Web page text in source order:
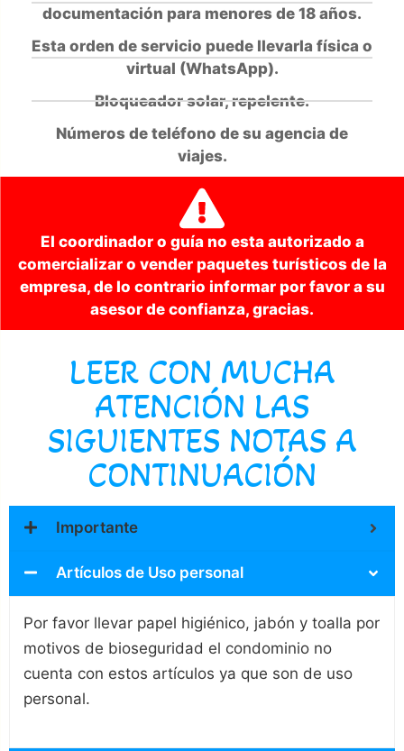
documentación para menores de 18 años.
Esta orden de servicio puede llevarla física o
virtual (WhatsApp).
Bloqueador solar, repelente.
Números de teléfono de su agencia de
viajes.
El coordinador o guía no esta autorizado a
comercializar o vender paquetes turísticos de la
empresa, de lo contrario informar por favor a su
asesor de confianza, gracias.
LEER CON MUCHA
ATENCIÓN LAS
SIGUIENTES NOTAS A
CONTINUACIÓN
Importante
Artículos de Uso personal
Por favor llevar papel higiénico, jabón y toalla por
motivos de bioseguridad el condominio no
cuenta con estos artículos ya que son de uso
personal.